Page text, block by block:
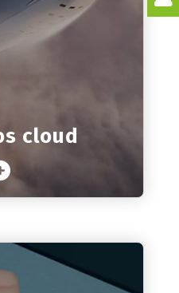
cloud
configurar,
infraestructura
más